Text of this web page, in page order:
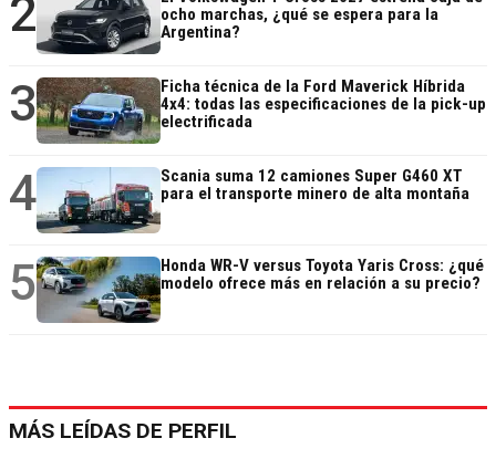
2
ocho marchas, ¿qué se espera para la
Argentina?
3
Ficha técnica de la Ford Maverick Híbrida
4x4: todas las especificaciones de la pick-up
electrificada
4
Scania suma 12 camiones Super G460 XT
para el transporte minero de alta montaña
5
Honda WR-V versus Toyota Yaris Cross: ¿qué
modelo ofrece más en relación a su precio?
MÁS LEÍDAS DE PERFIL